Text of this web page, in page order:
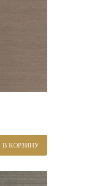
В КОРЗИНУ